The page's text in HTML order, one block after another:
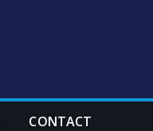
CONTACT